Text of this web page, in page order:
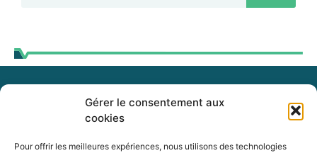
Gérer le consentement aux
cookies
Pour offrir les meilleures expériences, nous utilisons des technologies
255, boul. Laurier, bureau 100
McMasterville (Québec)
J3G 0B7